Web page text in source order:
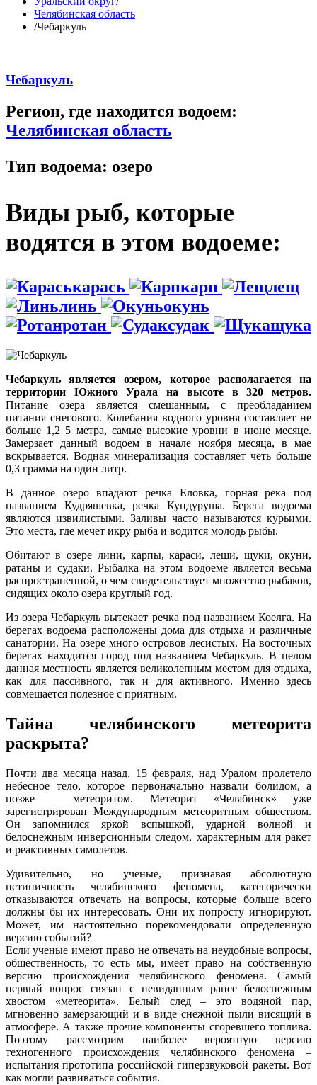
Челябинская область
/Чебаркуль
Чебаркуль
Регион, где находится водоем:
Челябинская область
Тип водоема: озеро
Виды рыб, которые
водятся в этом водоеме:
карась карп
лещ
линь
окунь
ротан
судак щука
Чебаркуль является озером, которое располагается на
территории Южного Урала на высоте в 320 метров.
Питание озера является смешанным, с преобладанием
питания снегового. Колебания водного уровня составляет не
больше 1,2 5 метра, самые высокие уровни в июне месяце.
Замерзает данный водоем в начале ноября месяца, в мае
вскрывается. Водная минерализация составляет четь больше
0,3 грамма на один литр.
В данное озеро впадают речка Еловка, горная река под
названием Кудряшевка, речка Кундуруша. Берега водоема
являются извилистыми. Заливы часто называются курьими.
Это места, где мечет икру рыба и водится молодь рыбы.
Обитают в озере лини, карпы, караси, лещи, щуки, окуни,
ратаны и судаки. Рыбалка на этом водоеме является весьма
распространенной, о чем свидетельствует множество рыбаков,
сидящих около озера круглый год.
Из озера Чебаркуль вытекает речка под названием Коелга. На
берегах водоема расположены дома для отдыха и различные
санатории. На озере много островов лесистых. На восточных
берегах находится город под названием Чебаркуль. В целом
данная местность является великолепным местом для отдыха,
как для пассивного, так и для активного. Именно здесь
совмещается полезное с приятным.
Тайна челябинского метеорита
раскрыта?
Почти два месяца назад, 15 февраля, над Уралом пролетело
небесное тело, которое первоначально назвали болидом, а
позже – метеоритом. Метеорит «Челябинск» уже
зарегистрирован Международным метеоритным обществом.
Он запомнился яркой вспышкой, ударной волной и
белоснежным инверсионным следом, характерным для ракет
и реактивных самолетов.
Удивительно, но ученые, признавая абсолютную
нетипичность челябинского феномена, категорически
отказываются отвечать на вопросы, которые больше всего
должны бы их интересовать. Они их попросту игнорируют.
Может, им настоятельно порекомендовали определенную
версию событий?
Если ученые имеют право не отвечать на неудобные вопросы,
общественность, то есть мы, имеет право на собственную
версию происхождения челябинского феномена. Самый
первый вопрос связан с невиданным ранее белоснежным
хвостом «метеорита». Белый след – это водяной пар,
мгновенно замерзающий и в виде снежной пыли висящий в
атмосфере. А также прочие компоненты сгоревшего топлива.
Поэтому рассмотрим наиболее вероятную версию
техногенного происхождения челябинского феномена –
испытания прототипа российской гиперзвуковой ракеты. Вот
как могли развиваться события.